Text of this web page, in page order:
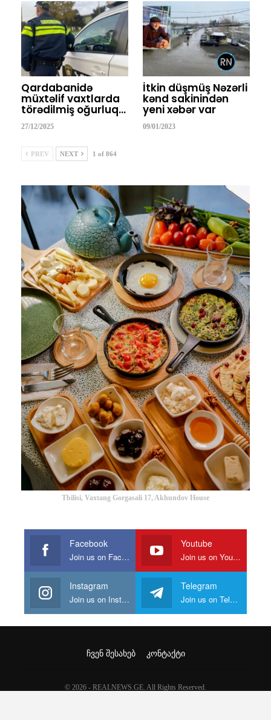
Qardabanidə
müxtəlif vaxtlarda
törədilmiş oğurluq…
27/12/2025
İtkin düşmüş Nəzərli
kənd sakinindən
yeni xəbər var
09/01/2023
PREV NEXT 1 of 864
Tbilisi, Vaxtang Gorgasali 17, Akhundov House
Facebook
Join us on Facebook
Youtube
Join us on Youtube
Instagram
Join us on Instagram
Telegram
Join us on Telegram
ᲩᲕᲔᲜ ᲨᲔᲡᲐᲮᲔᲑ ᲙᲝᲜᲢᲐᲥᲢᲘ
© 2026 - REALNEWS.GE. All Rights Reserved.